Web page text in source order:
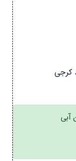
کرجی
آبی